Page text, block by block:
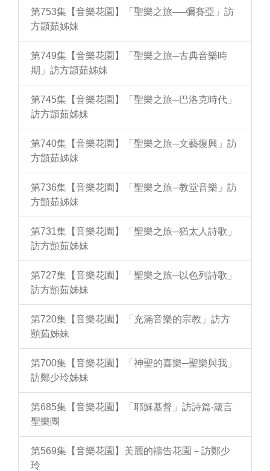
第753集【音樂花園】「聖樂之旅──彌賽亞」訪
方顗茹姊妹
第749集【音樂花園】「聖樂之旅─古典音樂時
期」訪方顗茹姊妹
第745集【音樂花園】「聖樂之旅─巴洛克時代」
訪方顗茹姊妹
第740集【音樂花園】「聖樂之旅─文藝復興」訪
方顗茹姊妹
第736集【音樂花園】「聖樂之旅─教堂音樂」訪
方顗茹姊妹
第731集【音樂花園】「聖樂之旅─猶太人詩歌」
訪方顗茹姊妹
第727集【音樂花園】「聖樂之旅─以色列詩歌」
訪方顗茹姊妹
第720集【音樂花園】「充滿音樂的宗教」訪方
顗茹姊妹
第700集【音樂花園】「神聖的喜樂─聖樂與我」
訪鄭少玲姊妹
第685集【音樂花園】「耶穌基督」訪詩篇‧箴言
聖樂團
第569集【音樂花園】美麗的禱告花園－訪鄭少
玲